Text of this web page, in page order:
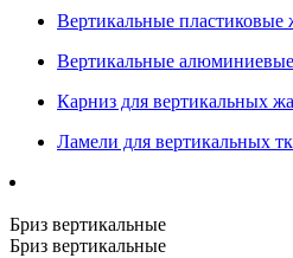
Вертикальные пластиковые
Вертикальные
Карниз для вертикальных
Ламели для вертикальных
Бриз вертикальные
Бриз вертикальные